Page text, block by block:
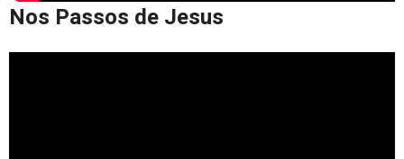
Nos Passos de Jesus